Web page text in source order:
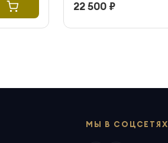
22 500 ₽
МЫ В СОЦСЕТЯХ